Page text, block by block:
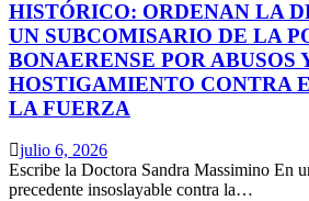
HISTÓRICO: ORDENAN LA
UN SUBCOMISARIO DE LA
BONAERENSE POR ABUSOS
HOSTIGAMIENTO CONTRA
LA FUERZA
julio 6, 2026
Escribe la Doctora Sandra Massimino En
precedente insoslayable contra la…